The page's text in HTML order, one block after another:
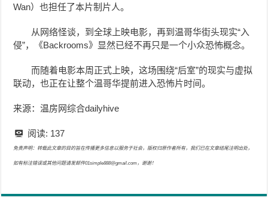
Wan）也担任了本片制片人。
从网络怪谈，到全球上映电影，再到温哥华街头现实“入
侵”，《Backrooms》显然已经不再只是一个小众恐怖概念。
而随着电影本周正式上映，这场围绕“后室”的现实与虚拟
联动，也正在让整个温哥华提前进入恐怖片时间。
来源：温房网综合dailyhive
阅读: 137
免责声明：转载此文章的目的旨在传播更多信息以服务于社会，版权归原作者所有，我们已在文章结尾注明出处，
如有标注错误或其他问题请发邮件01simple888@gmail.com，谢谢！